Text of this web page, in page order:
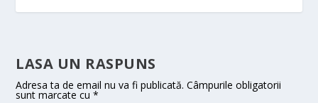
LASA UN RASPUNS
Adresa ta de email nu va fi publicată. Câmpurile obligatorii
sunt marcate cu*